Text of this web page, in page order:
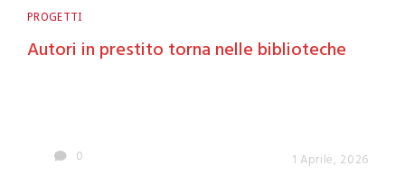
PROGETTI
Autori in prestito torna nelle biblioteche
0 1 Aprile, 2026